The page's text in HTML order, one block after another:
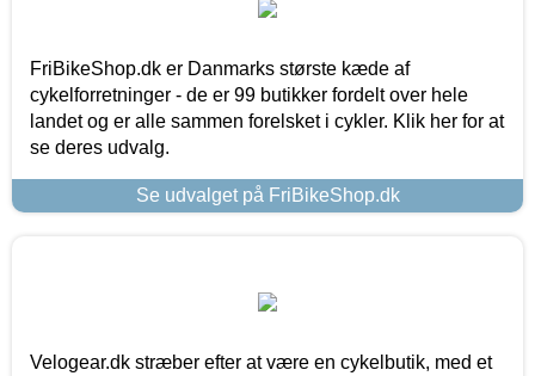
FriBikeShop.dk er Danmarks største kæde af
cykelforretninger - de er 99 butikker fordelt over hele
landet og er alle sammen forelsket i cykler. Klik her for at
se deres udvalg.
Se udvalget på FriBikeShop.dk
Velogear.dk stræber efter at være en cykelbutik, med et